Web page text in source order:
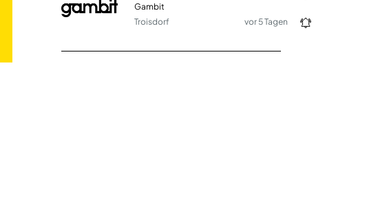
Gambit
Troisdorf
vor 5 Tagen